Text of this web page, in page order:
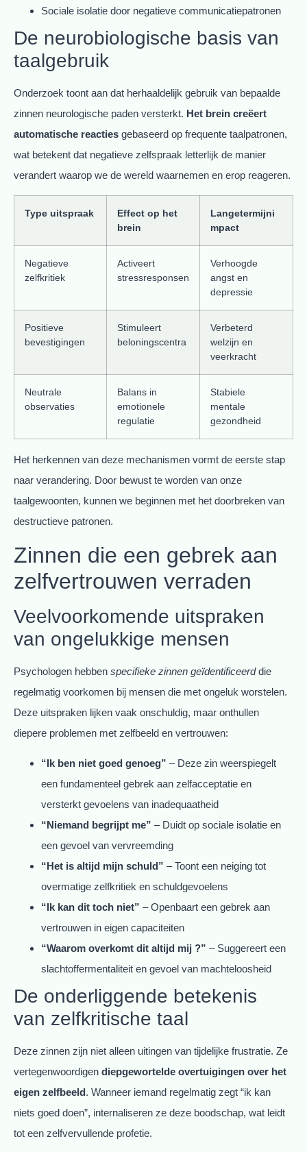
Sociale isolatie door negatieve communicatiepatronen
De neurobiologische basis van
taalgebruik
Onderzoek toont aan dat herhaaldelijk gebruik van bepaalde
zinnen neurologische paden versterkt. Het brein creëert
automatische reacties gebaseerd op frequente taalpatronen,
wat betekent dat negatieve zelfspraak letterlijk de manier
verandert waarop we de wereld waarnemen en erop reageren.
Type uitspraak
Effect op het
brein
Langetermijni
mpact
Negatieve
zelfkritiek
Activeert
stressresponsen
Verhoogde
angst en
depressie
Positieve
bevestigingen
Stimuleert
beloningscentra
Verbeterd
welzijn en
veerkracht
Neutrale
observaties
Balans in
emotionele
regulatie
Stabiele
mentale
gezondheid
Het herkennen van deze mechanismen vormt de eerste stap
naar verandering. Door bewust te worden van onze
taalgewoonten, kunnen we beginnen met het doorbreken van
destructieve patronen.
Zinnen die een gebrek aan
zelfvertrouwen verraden
Veelvoorkomende uitspraken
van ongelukkige mensen
Psychologen hebben specifieke zinnen geïdentificeerddie
regelmatig voorkomen bij mensen die met ongeluk worstelen.
Deze uitspraken lijken vaak onschuldig, maar onthullen
diepere problemen met zelfbeeld en vertrouwen:
“Ik ben niet goed genoeg” – Deze zin weerspiegelt
een fundamenteel gebrek aan zelfacceptatie en
versterkt gevoelens van inadequaatheid
“Niemand begrijpt me” – Duidt op sociale isolatie en
een gevoel van vervreemding
“Het is altijd mijn schuld” – Toont een neiging tot
overmatige zelfkritiek en schuldgevoelens
“Ik kan dit toch niet” – Openbaart een gebrek aan
vertrouwen in eigen capaciteiten
“Waarom overkomt dit altijd mij ?” – Suggereert een
slachtoffermentaliteit en gevoel van machteloosheid
De onderliggende betekenis
van zelfkritische taal
Deze zinnen zijn niet alleen uitingen van tijdelijke frustratie. Ze
vertegenwoordigen diepgewortelde overtuigingen over het
eigen zelfbeeld. Wanneer iemand regelmatig zegt “ik kan
niets goed doen”, internaliseren ze deze boodschap, wat leidt
tot een zelfvervullende profetie.